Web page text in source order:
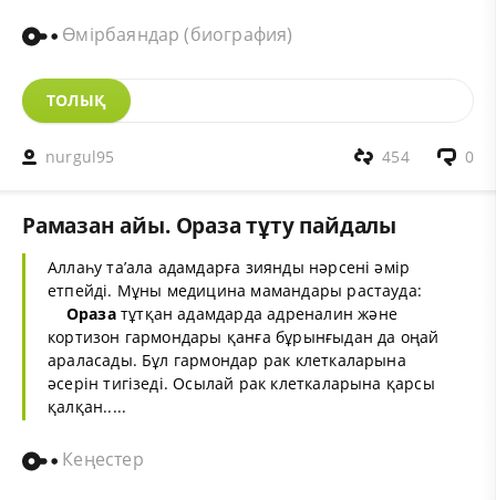
Өмірбаяндар (биография)
ТОЛЫҚ
nurgul95 0
454
Рамазан айы. Ораза тұту пайдалы
Аллаһу та’ала адамдарға зиянды нәрсені әмір
етпейді. Мұны медицина мамандары растауда:
Оразатұтқан адамдарда адреналин және
кортизон гармондары қанға бұрынғыдан да оңай
араласады. Бұл гармондар рак клеткаларына
әсерін тигізеді. Осылай рак клеткаларына қарсы
қалқан.....
Кеңестер